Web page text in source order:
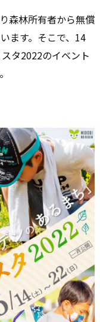
森林所有者から無償
ます。そこで、14
タ2022のイベント